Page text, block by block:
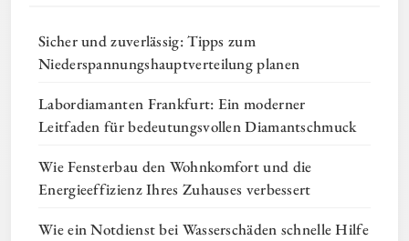
Sicher und zuverlässig: Tipps zum
Niederspannungshauptverteilung planen
Labordiamanten Frankfurt: Ein moderner
Leitfaden für bedeutungsvollen Diamantschmuck
Wie Fensterbau den Wohnkomfort und die
Energieeffizienz Ihres Zuhauses verbessert
Wie ein Notdienst bei Wasserschäden schnelle Hilfe